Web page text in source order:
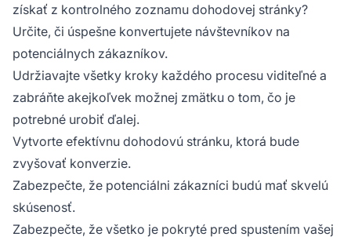
získať z kontrolného zoznamu dohodovej stránky?
Určite, či úspešne konvertujete návštevníkov na
potenciálnych zákazníkov.
Udržiavajte všetky kroky každého procesu viditeľné a
zabráňte akejkoľvek možnej zmätku o tom, čo je
potrebné urobiť ďalej.
Vytvorte efektívnu dohodovú stránku, ktorá bude
zvyšovať konverzie.
Zabezpečte, že potenciálni zákazníci budú mať skvelú
skúsenosť.
Zabezpečte, že všetko je pokryté pred spustením vašej